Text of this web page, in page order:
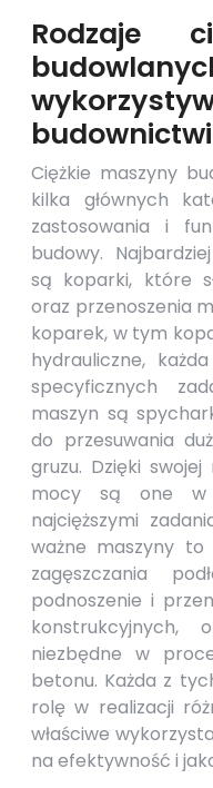
Rodzaje
Ciężkie maszyny
kilka głównych
zastosowania i
budowy.
są koparki, które
oraz przenoszenia
koparek, w tym
hydrauliczne,
specyficznych
maszyn są
do przesuwania
gruzu. Dzięki
mocy są one w
najcięższymi
ważne maszyny to
zagęszczania
podnoszenie i
niezbędne w
betonu. Każda z
rolę w realizacji
właściwe
na efektywność i